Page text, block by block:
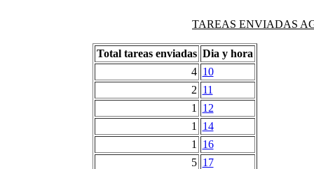
TAREAS ENVIADAS
Total tareas enviadas Dia y hora
4 10
2 11
1
12
1
14
1
16
5 17